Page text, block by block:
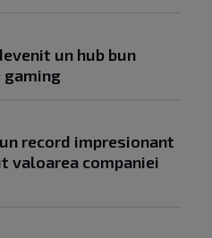
un hub bun
gaming
record impresionant
valoarea companiei